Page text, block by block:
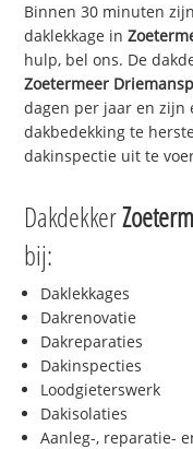
Binnen 30 minuten
daklekkage in
hulp, bel ons. De
Zoetermeer
dagen per jaar en zijn
dakbedekking te
dakinspectie uit te
Dakdekker
bij:
Daklekkages
Dakrenovatie
Dakreparaties
Dakinspecties
Loodgieterswerk
Dakisolaties
Aanleg-, reparatie-